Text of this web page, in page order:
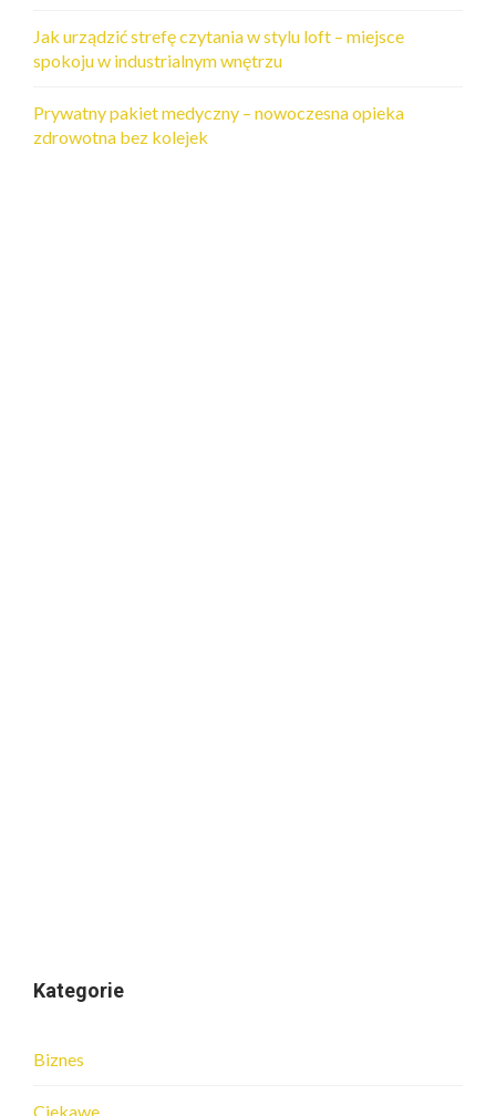
Jak urządzić strefę czytania w stylu loft – miejsce
spokoju w industrialnym wnętrzu
Prywatny pakiet medyczny – nowoczesna opieka
zdrowotna bez kolejek
Kategorie
Biznes
Ciekawe